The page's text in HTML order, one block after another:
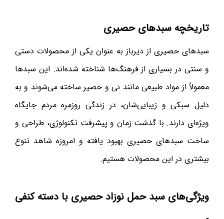
تاریخچه سبدهای حصیری
سبدهای حصیری از دیرباز به عنوان یکی از محصولات دستی
و سنتی در بسیاری از فرهنگ‌ها شناخته شده‌اند. این سبدها
معمولاً از مواد طبیعی مانند نی و حصیر ساخته می‌شوند و به
دلیل سبکی و زیبایی‌شان، در زندگی روزمره مردم جایگاه
ویژه‌ای دارند. با گذشت زمان و پیشرفت تکنولوژی، طراحی و
ساخت سبدهای حصیری بهبود یافته و امروزه شاهد تنوع
بیشتری در این محصولات هستیم.
ویژگی‌های سبد حمل نوزاد حصیری با دسته کنفی